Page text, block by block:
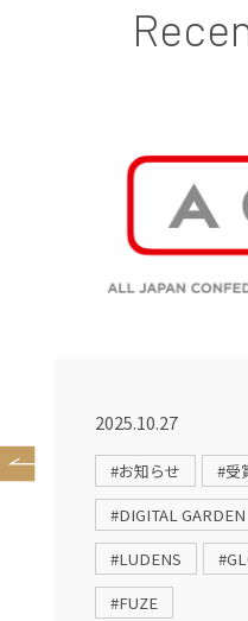
2025.10.27
#お知らせ
#受
#DIGITAL GARDEN
#LUDENS
#FUZE